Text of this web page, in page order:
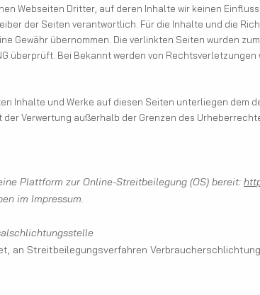
Webseiten Dritter, auf deren Inhalte wir keinen
der Seiten verantwortlich. Für die Inhalte und die
Gewähr übernommen. Die verlinkten Seiten wurden
überprüft. Bei Bekannt werden von
Inhalte und Werke auf diesen Seiten unterliegen dem
der Verwertung außerhalb der Grenzen des
Plattform zur Online-Streitbeilegung (OS) bereit:
im Impressum.
an Streitbeilegungsverfahren